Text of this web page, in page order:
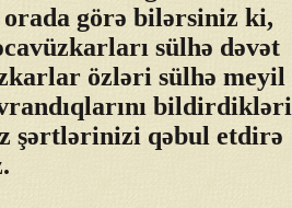
görə bilərsiniz ki,
sülhə dəvət
özləri sülhə meyil
bildirdikləri
şərtlərinizi qəbul etdirə